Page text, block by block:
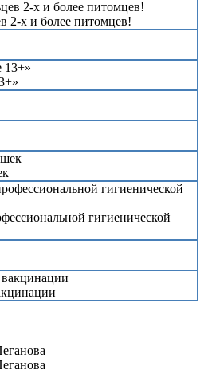
2-х и более питомцев!
гигиенической